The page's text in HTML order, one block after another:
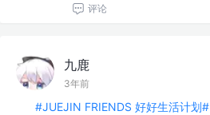
评论
九鹿
3年前
#JUEJIN FRIENDS 好好生活计划#